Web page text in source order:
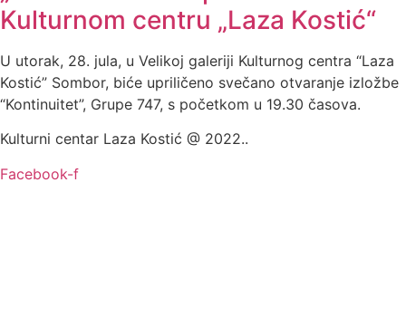
Kulturnom centru „Laza Kostić“
U utorak, 28. jula, u Velikoj galeriji Kulturnog centra “Laza
Kostić” Sombor, biće upriličeno svečano otvaranje izložbe
“Kontinuitet”, Grupe 747, s početkom u 19.30 časova.
Kulturni centar Laza Kostić @ 2022..
Facebook-f